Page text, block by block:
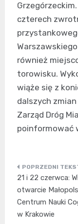
czterech
również
torowisku.
wiąże się z
dalszych
Zarząd Dróg
poinformować
Nawigacja
wpisu
21 i 22 czerwca:
otwarcie
Centrum Nauki
w Krakowie